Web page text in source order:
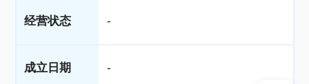
经营状态 -
成立日期 -